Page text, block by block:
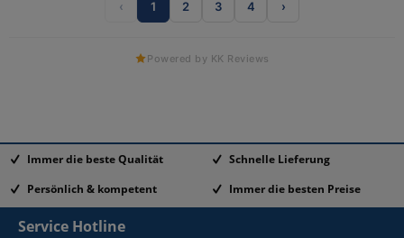
‹ 1 2 3 4 ›
Powered by KK Reviews
Immer die beste Qualität
Schnelle Lieferung
Persönlich & kompetent
Immer die besten Preise
Service Hotline